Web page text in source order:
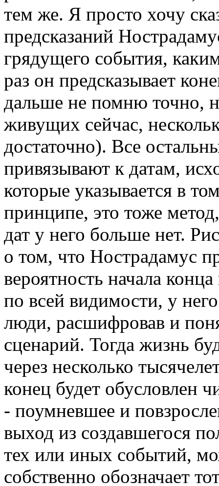
тем же. Я просто хочу
предсказаний
грядущего события,
раз он предсказывает
дальше не помню точно,
живущих сейчас,
достаточно). Все
привязывают к датам,
которые указывается в
принципе, это тоже
дат у него больше нет.
о том, что Нострадамус
вероятность начала
по всей видимости, у
люди, расшифровав и
сценарий. Тогда жизнь
через несколько
конец будет обусловлен
- поумневшее и
выход из создавшегося
тех или иных событий,
собственно обозначает